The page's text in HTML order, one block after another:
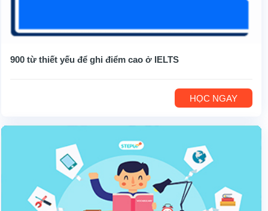
900 từ thiết yếu để ghi điểm cao ở IELTS
HỌC NGAY